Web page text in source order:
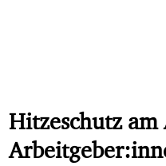
Hitzeschutz